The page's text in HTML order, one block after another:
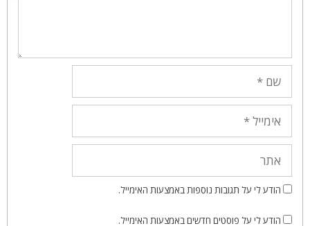
הודע לי על תגובות נוספות באמצעות האימייל.
הודע לי על פוסטים חדשים באמצעות האימייל.